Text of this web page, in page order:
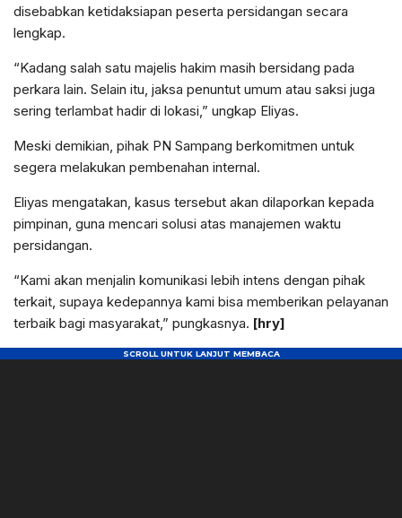
disebabkan ketidaksiapan peserta persidangan secara
lengkap.
“Kadang salah satu majelis hakim masih bersidang pada
perkara lain. Selain itu, jaksa penuntut umum atau saksi juga
sering terlambat hadir di lokasi,” ungkap Eliyas.
Meski demikian, pihak PN Sampang berkomitmen untuk
segera melakukan pembenahan internal.
Eliyas mengatakan, kasus tersebut akan dilaporkan kepada
pimpinan, guna mencari solusi atas manajemen waktu
persidangan.
“Kami akan menjalin komunikasi lebih intens dengan pihak
terkait, supaya kedepannya kami bisa memberikan pelayanan
terbaik bagi masyarakat,” pungkasnya. [hry]